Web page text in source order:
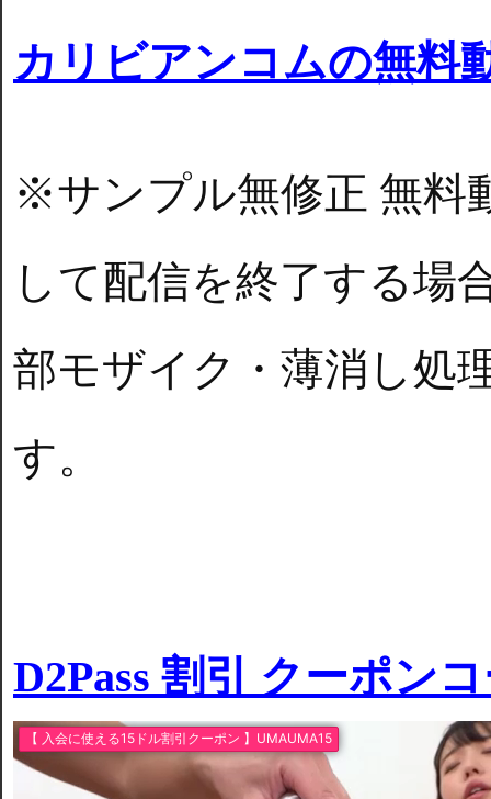
カリビアンコムの無料
※サンプル無修正 無料
して配信を終了する
部モザイク・薄消し処
す。
D2Pass 割引 クーポン